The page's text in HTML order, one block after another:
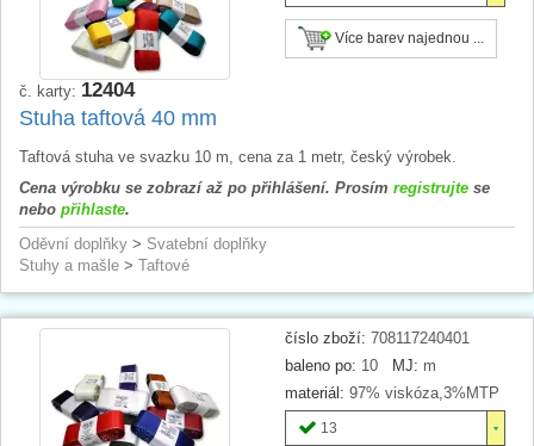
Více barev najednou ...
č. karty: 12404
Stuha taftová 40 mm
Taftová stuha ve svazku 10 m, cena za 1 metr, český výrobek.
Cena výrobku se zobrazí až po přihlášení. Prosím registrujte se
nebo přihlaste.
Oděvní doplňky > Svatební doplňky
Stuhy a mašle > Taftové
číslo zboží: 708117240401
baleno po: 10 MJ: m
materiál: 97% viskóza,3%MTP
13